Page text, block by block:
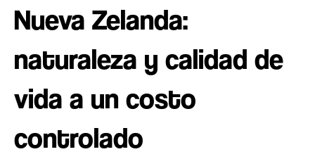
Nueva Zelanda:
naturaleza y calidad de
vida a un costo
controlado